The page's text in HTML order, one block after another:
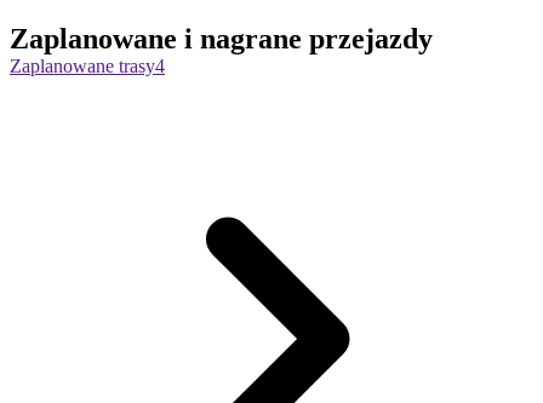
Zaplanowane i nagrane przejazdy
Zaplanowane trasy4